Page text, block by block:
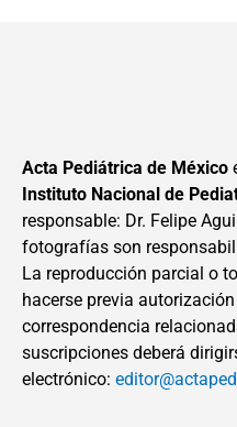
Acta Pediátrica de México
Instituto Nacional de
responsable: Dr. Felipe
fotografías son
La reproducción parcial o
hacerse previa
correspondencia
suscripciones deberá
electrónico: